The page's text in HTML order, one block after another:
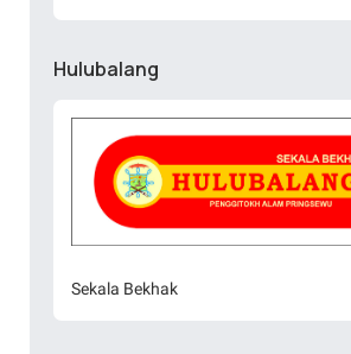
Hulubalang
Sekala Bekhak